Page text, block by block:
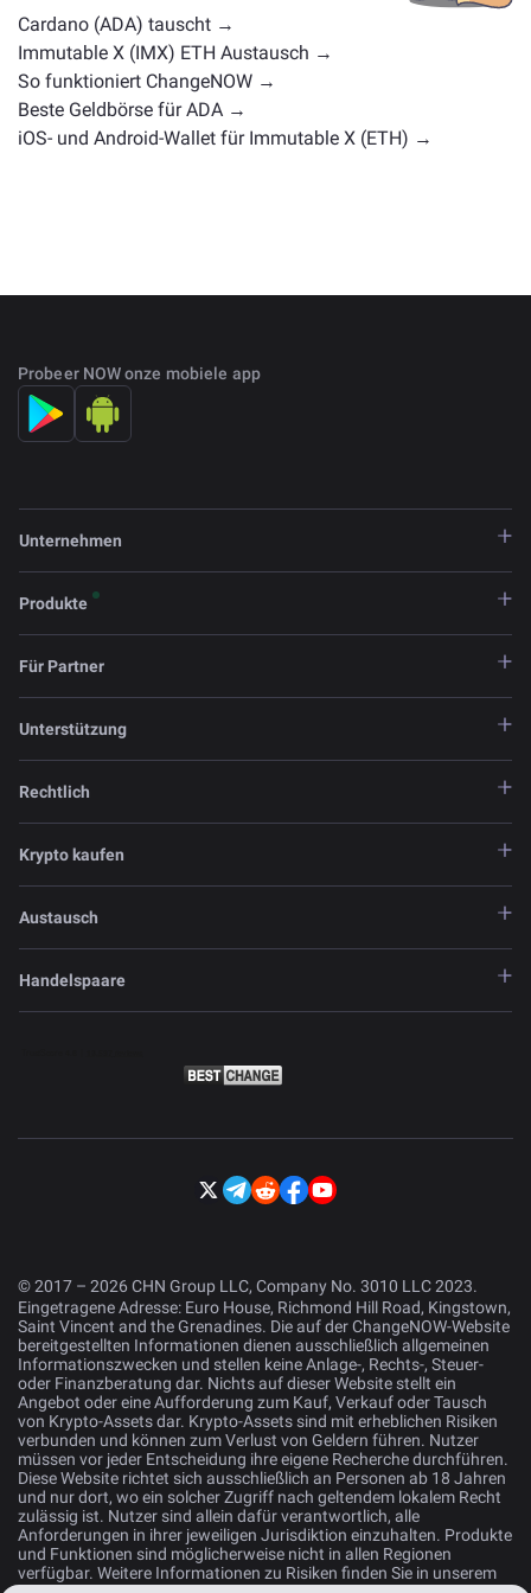
Vermögenswerte zum Tausch auf der
Hauptaustauschseite .
Cardano (ADA) tauscht →
Immutable X (IMX) ETH Austausch →
So funktioniert ChangeNOW →
Beste Geldbörse für ADA →
iOS- und Android-Wallet für Immutable X (ETH) →
Probeer NOW onze mobiele app
Unternehmen
Produkte
Für Partner
Unterstützung
Rechtlich
Krypto kaufen
Austausch
Handelspaare
© 2017 – 2026 CHN Group LLC, Company No. 3010 LLC 2023.
Eingetragene Adresse: Euro House, Richmond Hill Road, Kingstown,
Saint Vincent and the Grenadines. Die auf der ChangeNOW-Website
bereitgestellten Informationen dienen ausschließlich allgemeinen
Informationszwecken und stellen keine Anlage-, Rechts-, Steuer-
oder Finanzberatung dar. Nichts auf dieser Website stellt ein
Angebot oder eine Aufforderung zum Kauf, Verkauf oder Tausch
von Krypto-Assets dar. Krypto-Assets sind mit erheblichen Risiken
verbunden und können zum Verlust von Geldern führen. Nutzer
müssen vor jeder Entscheidung ihre eigene Recherche durchführen.
Diese Website richtet sich ausschließlich an Personen ab 18 Jahren
und nur dort, wo ein solcher Zugriff nach geltendem lokalem Recht
zulässig ist. Nutzer sind allein dafür verantwortlich, alle
Anforderungen in ihrer jeweiligen Jurisdiktion einzuhalten. Produkte
und Funktionen sind möglicherweise nicht in allen Regionen
verfügbar. Weitere Informationen zu Risiken finden Sie in unserem